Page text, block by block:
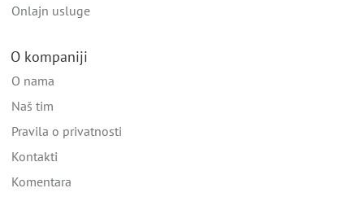
Onlajn usluge
O kompaniji
O nama
Naš tim
Pravila o privatnosti
Kontakti
Komentara